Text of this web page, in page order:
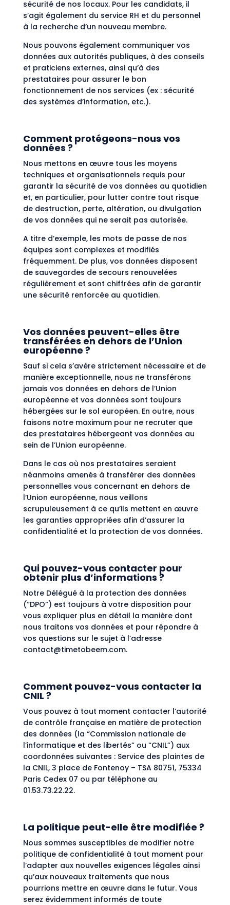
sécurité de nos locaux. Pour les candidats, il
s’agit également du service RH et du personnel
à la recherche d’un nouveau membre.
Nous pouvons également communiquer vos
données aux autorités publiques, à des conseils
et praticiens externes, ainsi qu’à des
prestataires pour assurer le bon
fonctionnement de nos services (ex : sécurité
des systèmes d’information, etc.).
Comment protégeons-nous vos
données ?
Nous mettons en œuvre tous les moyens
techniques et organisationnels requis pour
garantir la sécurité de vos données au quotidien
et, en particulier, pour lutter contre tout risque
de destruction, perte, altération, ou divulgation
de vos données qui ne serait pas autorisée.
A titre d’exemple, les mots de passe de nos
équipes sont complexes et modifiés
fréquemment. De plus, vos données disposent
de sauvegardes de secours renouvelées
régulièrement et sont chiffrées afin de garantir
une sécurité renforcée au quotidien.
Vos données peuvent-elles être
transférées en dehors de l’Union
européenne ?
Sauf si cela s’avère strictement nécessaire et de
manière exceptionnelle, nous ne transférons
jamais vos données en dehors de l’Union
européenne et vos données sont toujours
hébergées sur le sol européen. En outre, nous
faisons notre maximum pour ne recruter que
des prestataires hébergeant vos données au
sein de l’Union européenne.
Dans le cas où nos prestataires seraient
néanmoins amenés à transférer des données
personnelles vous concernant en dehors de
l’Union européenne, nous veillons
scrupuleusement à ce qu’ils mettent en œuvre
les garanties appropriées afin d’assurer la
confidentialité et la protection de vos données.
Qui pouvez-vous contacter pour
obtenir plus d’informations ?
Notre Délégué à la protection des données
(“DPO”) est toujours à votre disposition pour
vous expliquer plus en détail la manière dont
nous traitons vos données et pour répondre à
vos questions sur le sujet à l’adresse
contact@timetobeem.com.
Comment pouvez-vous contacter la
CNIL ?
Vous pouvez à tout moment contacter l’autorité
de contrôle française en matière de protection
des données (la “Commission nationale de
l’informatique et des libertés” ou “CNIL”) aux
coordonnées suivantes : Service des plaintes de
la CNIL, 3 place de Fontenoy – TSA 80751, 75334
Paris Cedex 07 ou par téléphone au
01.53.73.22.22.
La politique peut-elle être modifiée ?
Nous sommes susceptibles de modifier notre
politique de confidentialité à tout moment pour
l’adapter aux nouvelles exigences légales ainsi
qu’aux nouveaux traitements que nous
pourrions mettre en œuvre dans le futur. Vous
serez évidemment informés de toute